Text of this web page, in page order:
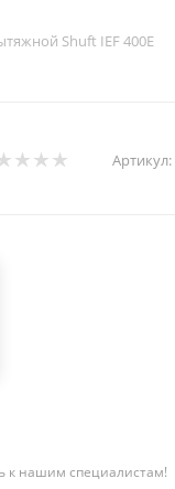
Shuft IEF 400E
Артикул:
к нашим специалистам!